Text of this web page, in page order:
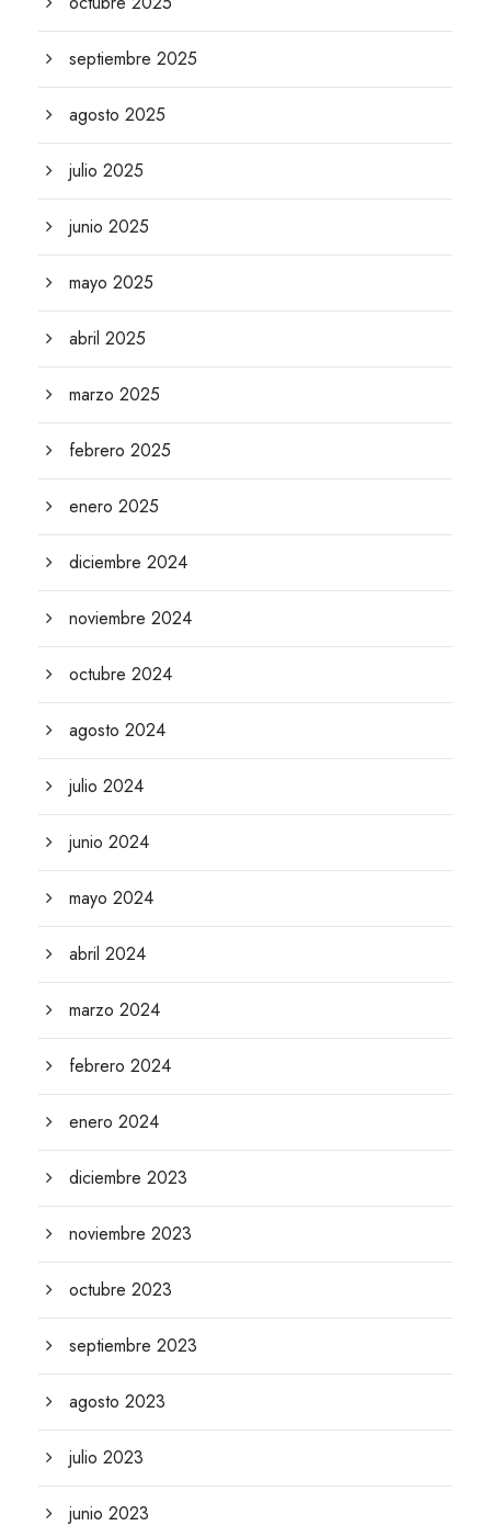
septiembre 2025
agosto 2025
julio 2025
junio 2025
mayo 2025
abril 2025
marzo 2025
febrero 2025
enero 2025
diciembre 2024
noviembre 2024
octubre 2024
agosto 2024
julio 2024
junio 2024
mayo 2024
abril 2024
marzo 2024
febrero 2024
enero 2024
diciembre 2023
noviembre 2023
octubre 2023
septiembre 2023
agosto 2023
julio 2023
junio 2023